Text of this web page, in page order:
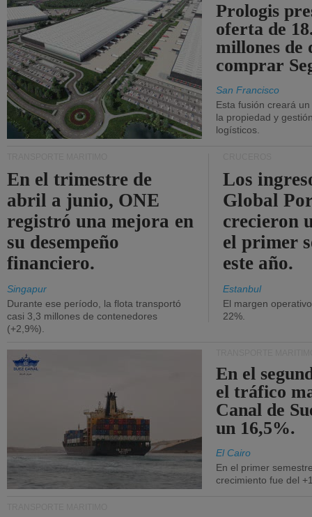
Prologis
oferta de
millones de
comprar
San Francisco
Esta fusión creará
la propiedad y
logísticos.
En el trimestre de
abril a junio, ONE
registró una mejora en
su desempeño
financiero.
Singapur
Durante ese período, la flota transportó
casi 3,3 millones de contenedores
(+2,9%).
Los
Global
crecieron
el primer
este año.
Estanbul
El margen
22%.
En el
el tráfico
Canal de
un 16,5%.
El Cairo
En el primer
crecimiento fue del